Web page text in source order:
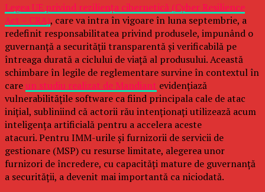
Legea UE privind reziliența cibernetică (Cyber Resilience
Act – CRA), care va intra în vigoare în luna septembrie, a
redefinit responsabilitatea privind produsele, impunând o
guvernanță a securității transparentă și verificabilă pe
întreaga durată a ciclului de viață al produsului. Această
schimbare în legile de reglementare survine în contextul în
careun studiu realizat de Mandiant evidențiază
vulnerabilitățile software ca fiind principala cale de atac
inițial, subliniind că actorii rău intenționați utilizează acum
inteligența artificială pentru a accelera aceste
atacuri. Pentru IMM-urile și furnizorii de servicii de
gestionare (MSP) cu resurse limitate, alegerea unor
furnizori de încredere, cu capacități mature de guvernanță
a securității, a devenit mai importantă ca niciodată.